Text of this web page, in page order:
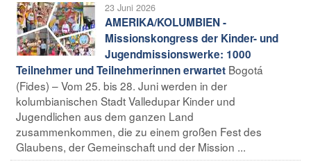
23 Juni 2026
AMERIKA/KOLUMBIEN -
Missionskongress der Kinder- und
Jugendmissionswerke: 1000
Teilnehmer und Teilnehmerinnen erwartet Bogotá
(Fides) – Vom 25. bis 28. Juni werden in der
kolumbianischen Stadt Valledupar Kinder und
Jugendlichen aus dem ganzen Land
zusammenkommen, die zu einem großen Fest des
Glaubens, der Gemeinschaft und der Mission ...